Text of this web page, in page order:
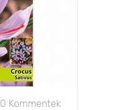
0 Kommentek